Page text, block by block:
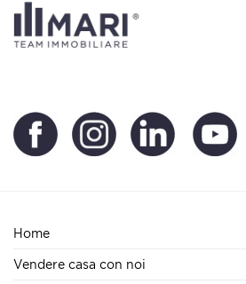
Home
Vendere casa con noi